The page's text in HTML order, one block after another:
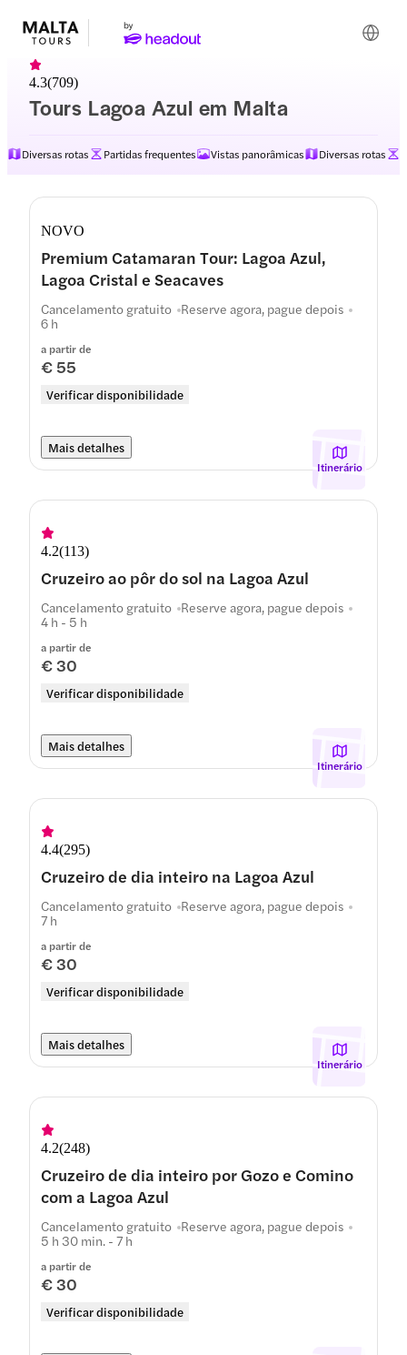
Tours Lagoa Azul em Malta
4.3(709)
Diversas rotas Partidas frequentes Vistas panorâmicas Diversas rotas
Itinerário
NOVO
Premium Catamaran Tour: Lagoa Azul,
Lagoa Cristal e Seacaves
a partir de
€ 55
Verificar disponibilidade
Cancelamento gratuito Reserve agora, pague depois
6 h
Mais detalhes
Itinerário
4.2(113)
Cruzeiro ao pôr do sol na Lagoa Azul
a partir de
€ 30
Verificar disponibilidade
Cancelamento gratuito Reserve agora, pague depois
4 h - 5 h
Mais detalhes
Itinerário
4.4(295)
Cruzeiro de dia inteiro na Lagoa Azul
a partir de
€ 30
Verificar disponibilidade
Cancelamento gratuito Reserve agora, pague depois
7 h
Mais detalhes
Itinerário
4.2(248)
Cruzeiro de dia inteiro por Gozo e Comino
com a Lagoa Azul
a partir de
€ 30
Verificar disponibilidade
Cancelamento gratuito Reserve agora, pague depois
5 h 30 min. - 7 h